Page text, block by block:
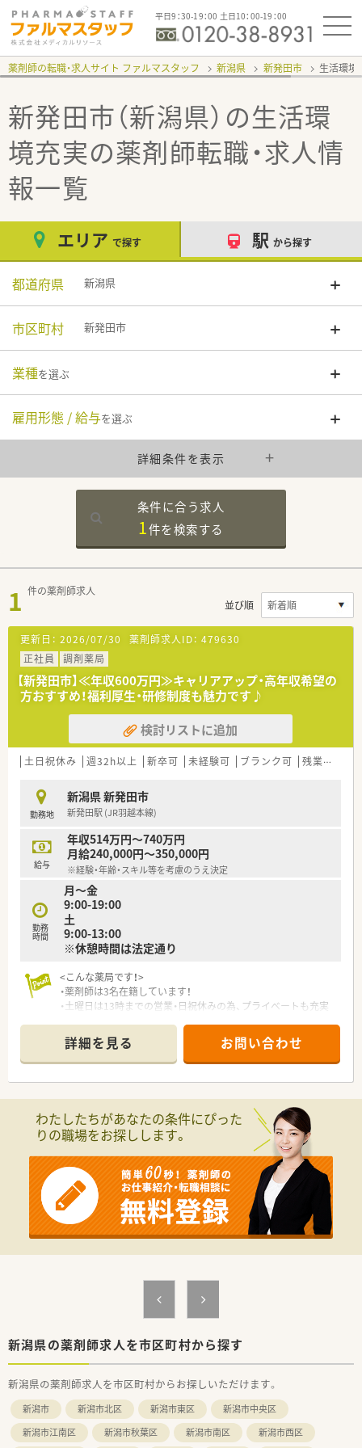
平日9：30-19：00 土日10：00-19：00
薬剤師の転職・求人サイト ファルマスタッフ 新潟県 新発田市 生活環
新発田市（新潟県）の生活環
境充実の薬剤師転職・求人情
報一覧
エリア で探す 駅 から探す
都道府県 新潟県
市区町村 新発田市
業種を選ぶ
雇用形態 / 給与を選ぶ
詳細条件を表示
条件に合う求人
1件を検索する
1 件の薬剤師求人
並び順
更新日： 2026/07/30 薬剤師求人ID： 479630
正社員
調剤薬局
【新発田市】≪年収600万円≫キャリアアップ・高年収希望の
方おすすめ！福利厚生・研修制度も魅力です♪
検討リストに追加
土日祝休み 週32h以上 新卒可 未経験可 ブランク可 残業なし(ほぼなし含む)
勤務地
新潟県 新発田市
新発田駅 (JR羽越本線)
給与
年収514万円～740万円
月給240,000円～350,000円
※経験・年齢・スキル等を考慮のうえ決定
勤務
時間
月～金
9:00-19:00
土
9:00-13:00
※休憩時間は法定通り
<こんな薬局です！>
・薬剤師は3名在籍しています！
・土曜日は13時までの営業・日祝休みの為、プライベートも充実
・枚数は平均30～40枚程度、面対応で様々な医療機関より処方箋
を応需しています。
<こんな会社です!>
設店は470店舗ほどあり、調剤併設率は56％になります！
経営理念としては、健康と美と衛生を通じての社会貢献を掲げて
いる会社です。
調剤併設店は分離申請をしているため、薬局としての機能を最大
限発揮し運営しています。
在宅にも注力しており、在宅専門薬局も設置しています。
<薬剤師の仕事>
主な仕事は薬局内での業務になりますが、ドラッグストア薬剤師
として食から介護まで幅広くお客様の生活をサポートできるこ
とも魅力です。ワークスケジュールで予め時間を決めてヘルス
地域に立地する面薬局が多く、幅広い医療機関から処方箋を応需
しており、面分業で全科目を対応しており、科目が極端に偏るこ
<働き方について>
ライフスタイルに合わせて｢9時間勤務・8時間勤務｣のどちらか
就業時間も薬局の営業時間に合わせている為、ライフワークバラ
ンスを保つことが可能です。
キャリアパスが明確で早い段階から責任あるポジションに就く
チャンスがあり｢1～2年目で薬局長
最短3～4年目でエリアマネージャー(SV)」に昇格できるなど、成
詳細を見る お問い合わせ
わたしたちがあなたの条件にぴった
りの職場をお探しします。
新潟県の薬剤師求人を市区町村から探す
新潟県の薬剤師求人を市区町村からお探しいただけます。
新潟市 新潟市北区 新潟市東区
新潟市中央区
新潟市江南区
新潟市秋葉区 新潟市南区 新潟市西区